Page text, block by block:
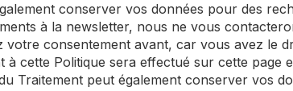
conserver vos données pour des
à la newsletter, nous ne vous
votre consentement avant, car vous avez le
à cette Politique sera effectué sur cette page
Traitement peut également conserver vos